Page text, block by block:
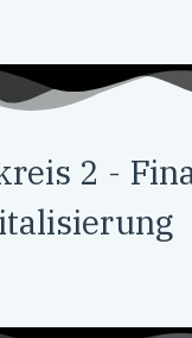
2 -